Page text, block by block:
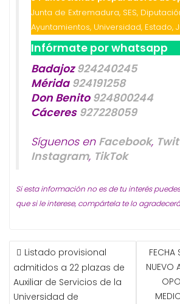
Junta de Extremadura, SES,
Ayuntamientos, Universidad, Estado,
Infórmate por whatsapp
Badajoz924240245
Mérida 924191258
Don Benito 924800244
Cáceres 927228059
Síguenos en Facebook,
Instagram, TikTok
Si esta información no es de tu interés
que si le interese, compártela te lo
NAVEGACIÓN
DE
ENTRADAS
Listado provisional
admitidos a 22 plazas de
Auxiliar de Servicios de la
Universidad de
FECHA
NUEVO